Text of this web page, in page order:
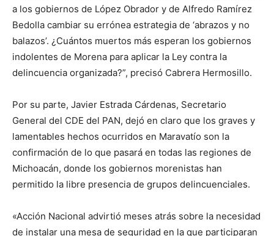
a los gobiernos de López Obrador y de Alfredo Ramírez
Bedolla cambiar su errónea estrategia de ‘abrazos y no
balazos’. ¿Cuántos muertos más esperan los gobiernos
indolentes de Morena para aplicar la Ley contra la
delincuencia organizada?”, precisó Cabrera Hermosillo.
Por su parte, Javier Estrada Cárdenas, Secretario
General del CDE del PAN, dejó en claro que los graves y
lamentables hechos ocurridos en Maravatío son la
confirmación de lo que pasará en todas las regiones de
Michoacán, donde los gobiernos morenistas han
permitido la libre presencia de grupos delincuenciales.
«Acción Nacional advirtió meses atrás sobre la necesidad
de instalar una mesa de seguridad en la que participaran